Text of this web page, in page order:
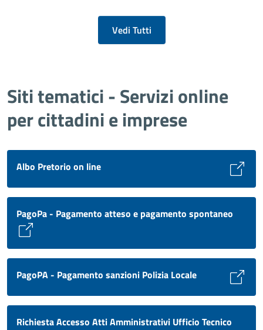
Vedi Tutti
Siti tematici - Servizi online
per cittadini e imprese
Albo Pretorio on line
PagoPa - Pagamento atteso e pagamento spontaneo
PagoPA - Pagamento sanzioni Polizia Locale
Richiesta Accesso Atti Amministrativi Ufficio Tecnico